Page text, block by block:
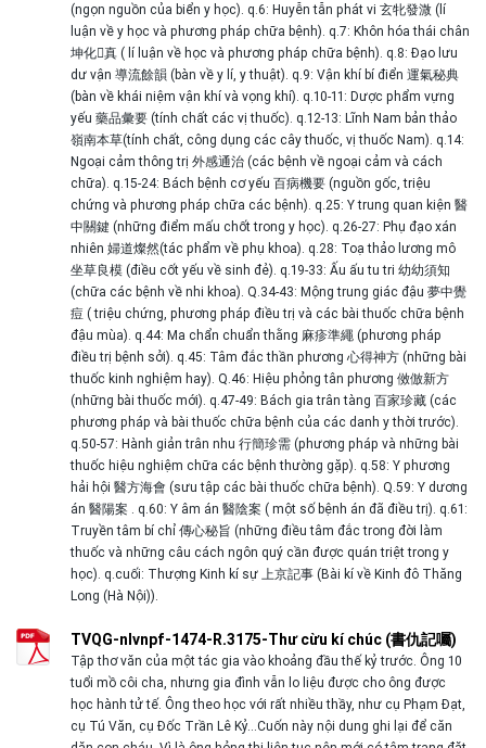
(ngọn nguồn của biển y học). q.6: Huyễn tẫn phát vi 玄牝發溦 (lí
luận về y học và phương pháp chữa bệnh). q.7: Khôn hóa thái chân
坤化񠈚真 ( lí luận về học và phương pháp chữa bệnh). q.8: Đạo lưu
dư vận 導流餘韻 (bàn về y lí, y thuật). q.9: Vận khí bí điển 運氣秘典
(bàn về khái niệm vận khí và vọng khí). q.10-11: Dược phẩm vựng
yếu 藥品彙要 (tính chất các vị thuốc). q.12-13: Lĩnh Nam bản thảo
嶺南本草(tính chất, công dụng các cây thuốc, vị thuốc Nam). q.14:
Ngoại cảm thông trị 外感通治 (các bệnh về ngoại cảm và cách
chữa). q.15-24: Bách bệnh cơ yếu 百病機要 (nguồn gốc, triệu
chứng và phương pháp chữa các bệnh). q.25: Y trung quan kiện 醫
中關鍵 (những điểm mấu chốt trong y học). q.26-27: Phụ đạo xán
nhiên 婦道燦然(tác phẩm về phụ khoa). q.28: Toạ thảo lương mô
坐草良模 (điều cốt yếu về sinh đẻ). q.19-33: Ấu ấu tu tri 幼幼須知
(chữa các bệnh về nhi khoa). Q.34-43: Mộng trung giác đậu 夢中覺
痘 ( triệu chứng, phương pháp điều trị và các bài thuốc chữa bệnh
đậu mùa). q.44: Ma chẩn chuẩn thằng 麻疹準繩 (phương pháp
điều trị bệnh sởi). q.45: Tâm đắc thần phương 心得神方 (những bài
thuốc kinh nghiệm hay). Q.46: Hiệu phỏng tân phương 傚倣新方
(những bài thuốc mới). q.47-49: Bách gia trân tàng 百家珍藏 (các
phương pháp và bài thuốc chữa bệnh của các danh y thời trước).
q.50-57: Hành giản trân nhu 行簡珍需 (phương pháp và những bài
thuốc hiệu nghiệm chữa các bệnh thường gặp). q.58: Y phương
hải hội 醫方海會 (sưu tập các bài thuốc chữa bệnh). Q.59: Y dương
án 醫陽案 . q.60: Y âm án 醫陰案 ( một số bệnh án đã điều trị). q.61:
Truyền tâm bí chỉ 傳心秘旨 (những điều tâm đắc trong đời làm
thuốc và những câu cách ngôn quý cần được quán triệt trong y
học). q.cuối: Thượng Kinh kí sự 上京記事 (Bài kí về Kinh đô Thăng
Long (Hà Nội)).
TVQG-nlvnpf-1474-R.3175-Thư cừu kí chúc (書仇記囑)
Tập thơ văn của một tác gia vào khoảng đầu thế kỷ trước. Ông 10
tuổi mồ côi cha, nhưng gia đình vẫn lo liệu được cho ông được
học hành tử tế. Ông theo học với rất nhiều thầy, như cụ Phạm Đạt,
cụ Tú Văn, cụ Đốc Trần Lê Kỷ…Cuốn này nội dung ghi lại để căn